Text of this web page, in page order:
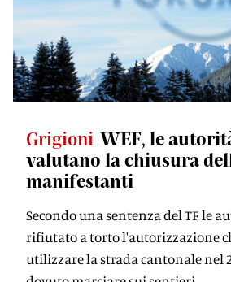
Grigioni WEF, le
valutano la chiusura
manifestanti
Secondo una sentenza del TF, le
rifiutato a torto l'autorizzazione
utilizzare la strada cantonale nel